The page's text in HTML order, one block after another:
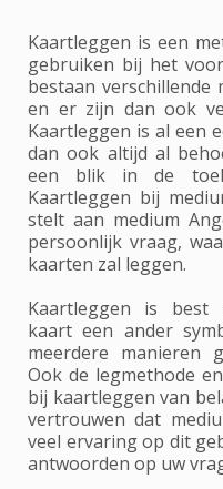
Kaartleggen is een
gebruiken bij het
bestaan
en er zijn dan ook
Kaartleggen is al een
dan ook altijd al
een blik in de
Kaartleggen bij
stelt aan medium
persoonlijk vraag,
kaarten zal leggen.
Kaartleggen is best
kaart een ander
meerdere manieren
Ook de legmethode
bij kaartleggen van
vertrouwen dat
veel ervaring op dit
antwoorden op uw